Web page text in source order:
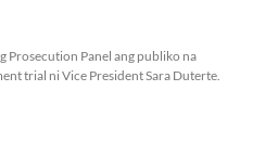
Prosecution Panel ang publiko na
trial ni Vice President Sara Duterte.